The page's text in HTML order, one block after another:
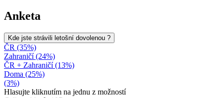
Anketa
Kde jste strávili letošní dovolenou ?
ČR (35%)
Zahraničí (24%)
ČR + Zahraničí (13%)
Doma (25%)
(3%)
Hlasujte kliknutím na jednu z možností